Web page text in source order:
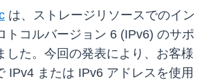
は、ストレージリソースでのイン
トコルバージョン 6 (IPv6) のサポ
した。今回の発表により、お客様
IPv4 または IPv6 アドレスを使用